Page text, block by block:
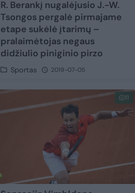
R. Berankį nugalėjusio J.-W.
Tsongos pergalė pirmajame
etape sukėlė įtarimų –
pralaimėtojas negaus
didžiulio piniginio pirzo
Sportas 2019-07-05
11